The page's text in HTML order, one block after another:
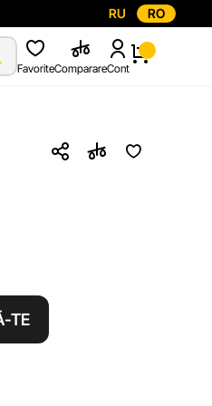
RU RO
FavoriteComparareCont
TE